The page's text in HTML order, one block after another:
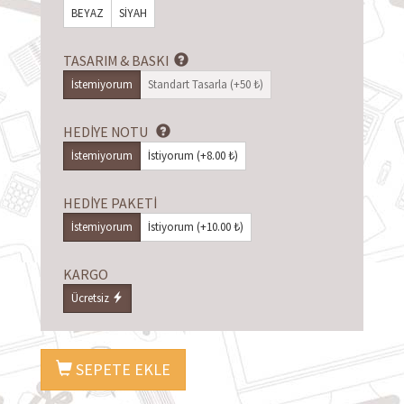
BEYAZ SİYAH
TASARIM & BASKI
İstemiyorum Standart Tasarla (+50 ₺)
HEDİYE NOTU
İstemiyorum İstiyorum (+8.00 ₺)
HEDİYE PAKETİ
İstemiyorum İstiyorum (+10.00 ₺)
KARGO
Ücretsiz
SEPETE EKLE